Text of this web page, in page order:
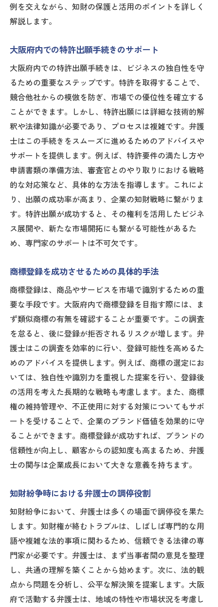
知財訴訟を回避するための戦略的対応
大阪府の市場特性に応じた知財活用法
弁護士が教える知財戦略成功のカギは大阪府の
大阪府の産業特性と知財の関連性
地域特性に基づく競争優位の確立方法
大阪府の法律と知財戦略の相乗効果
地域イベントを活用した知財マーケティン
グ
弁護士が指南する地域特化型知財アプロー
チ
ビジネス成長を促進する知財戦略と弁護士の専
門的アドバイス
知的財産を活用した事業拡大の方法
知財戦略がもたらす企業価値の向上
弁護士と連携した知財ポートフォリオ管理
市場ニーズに応じた知財の戦略的採用
知財戦略におけるイノベーションの推進
弁護士のサポートで大阪府の知財戦略を強化す
る方法
知財コンサルティングの活用法
弁護士による知財教育とトレーニング
知財リスク管理のための法的支援
弁護士が提供する法的文書の整備
大阪府の起業支援施策と知財戦略の連携
知的財産権を守りつつ活用するために弁護士に
初期段階での知財相談の重要性
弁護士が提供する知財侵害の防止策
知財権利紛争を避けるための準備
弁護士によるクロスライセンスの可能性
知財価値を最大化するためのコンサルティ
ング
例を交えながら、知財の保護と活用のポイントを詳しく
解説します。
大阪府内での特許出願手続きのサポート
大阪府内での特許出願手続きは、ビジネスの独自性を守
るための重要なステップです。特許を取得することで、
競合他社からの模倣を防ぎ、市場での優位性を確立する
ことができます。しかし、特許出願には詳細な技術的解
釈や法律知識が必要であり、プロセスは複雑です。弁護
士はこの手続きをスムーズに進めるためのアドバイスや
サポートを提供します。例えば、特許要件の満たし方や
申請書類の準備方法、審査官とのやり取りにおける戦略
的な対応策など、具体的な方法を指導します。これによ
り、出願の成功率が高まり、企業の知財戦略に繋がりま
す。特許出願が成功すると、その権利を活用したビジネ
ス展開や、新たな市場開拓にも繋がる可能性があるた
め、専門家のサポートは不可欠です。
商標登録を成功させるための具体的手法
商標登録は、商品やサービスを市場で識別するための重
要な手段です。大阪府内で商標登録を目指す際には、ま
ず類似商標の有無を確認することが重要です。この調査
を怠ると、後に登録が拒否されるリスクが増します。弁
護士はこの調査を効率的に行い、登録可能性を高めるた
めのアドバイスを提供します。例えば、商標の選定にお
いては、独自性や識別力を重視した提案を行い、登録後
の活用を考えた長期的な戦略も考慮します。また、商標
権の維持管理や、不正使用に対する対策についてもサポ
ートを受けることで、企業のブランド価値を効果的に守
ることができます。商標登録が成功すれば、ブランドの
信頼性が向上し、顧客からの認知度も高まるため、弁護
士の関与は企業成長において大きな意義を持ちます。
知財紛争時における弁護士の調停役割
知財紛争において、弁護士は多くの場面で調停役を果た
します。知財権が絡むトラブルは、しばしば専門的な用
語や複雑な法的事項に関わるため、信頼できる法律の専
門家が必要です。弁護士は、まず当事者間の意見を整理
し、共通の理解を築くことから始めます。次に、法的観
点から問題を分析し、公平な解決策を提案します。大阪
府で活動する弁護士は、地域の特性や市場状況を考慮し